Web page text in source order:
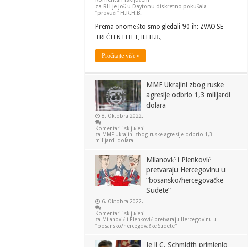
za RH je još u Daytonu diskretno pokušala
“provući” H.R.H.B.
Prema onome što smo gledali ‘90-ih: ZVAO SE
TREĆI ENTITET, ILI H.B., …
Pročitajte više »
MMF Ukrajini zbog ruske
agresije odbrio 1,3 milijardi
dolara
8. Oktobra 2022.
Komentari isključeni
za MMF Ukrajini zbog ruske agresije odbrio 1,3
milijardi dolara
Milanović i Plenković
pretvaraju Hercegovinu u
“bosansko/hercegovačke
Sudete”
6. Oktobra 2022.
Komentari isključeni
za Milanović i Plenković pretvaraju Hercegovinu u
“bosansko/hercegovačke Sudete”
Je li C. Schmidth primjenio